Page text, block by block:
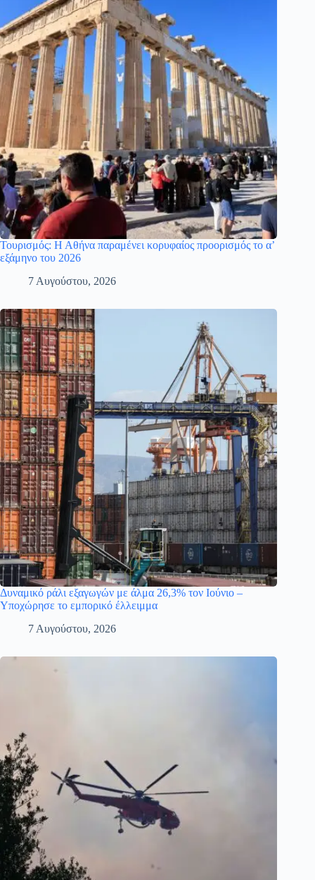
Τουρισμός: Η Αθήνα παραμένει κορυφαίος προορισμός το α’
εξάμηνο του 2026
7 Αυγούστου, 2026
Δυναμικό ράλι εξαγωγών με άλμα 26,3% τον Ιούνιο –
Υποχώρησε το εμπορικό έλλειμμα
7 Αυγούστου, 2026